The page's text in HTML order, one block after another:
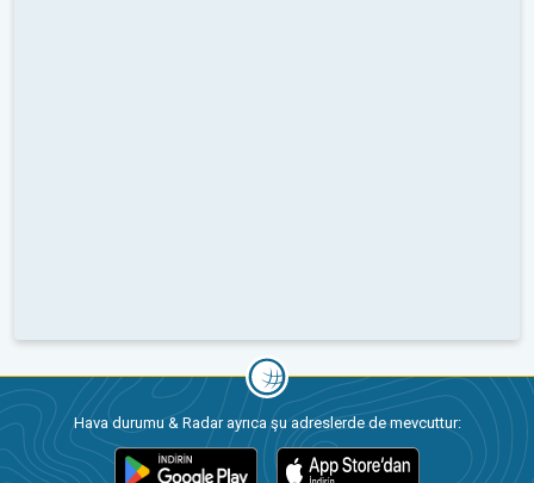
Hava durumu & Radar ayrıca şu adreslerde de mevcuttur: